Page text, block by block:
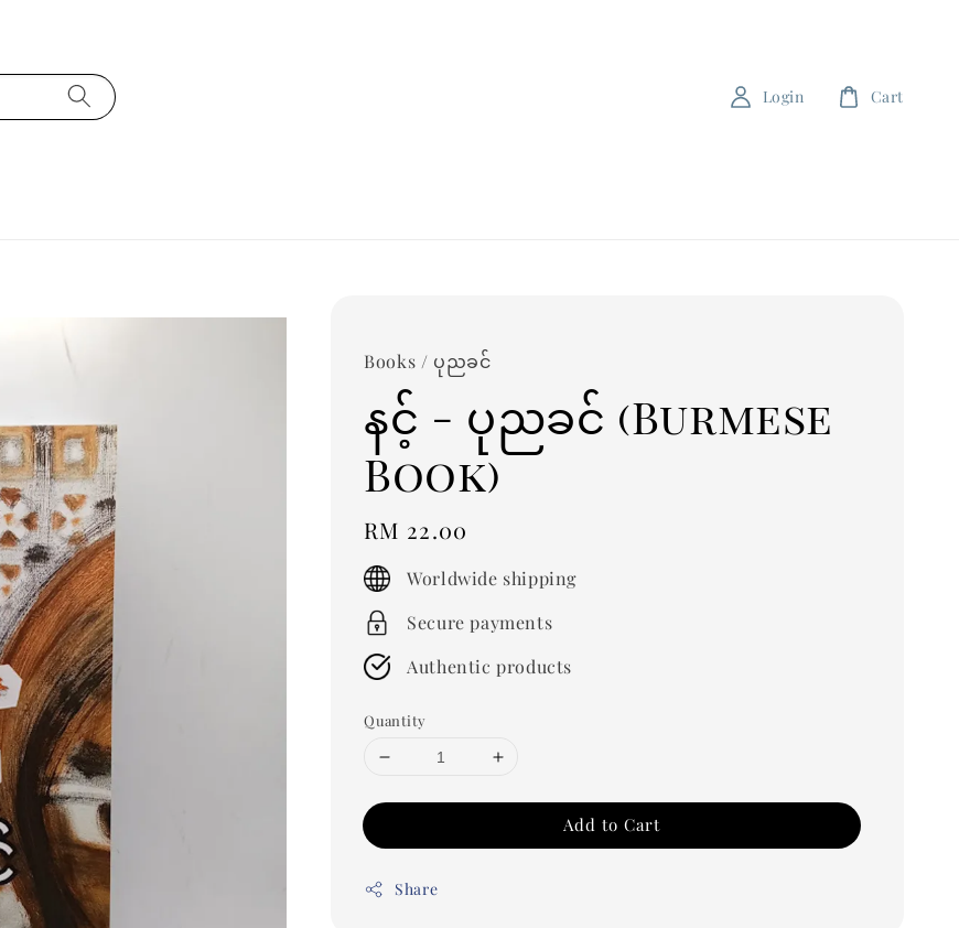
Login Cart
Books / ပုညခင်
နင့် - ပုညခင် (Burmese
Book)
Regular
price
RM 22.00
Worldwide shipping
Secure payments
Authentic products
Quantity
Add to Cart
Share